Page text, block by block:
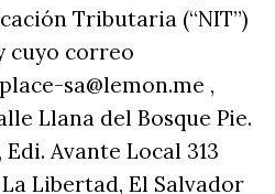
Tributaria (“NIT”)
cuyo correo
sa@lemon.me ,
Llana del Bosque Pie.
Avante Local 313
Libertad, El Salvador